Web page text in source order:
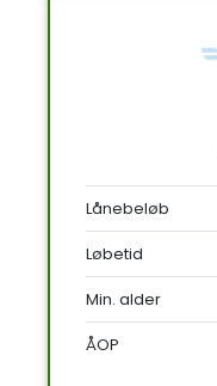
Lånebeløb
Løbetid
Min. alder
ÅOP